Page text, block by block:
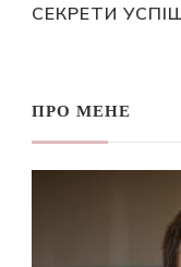
СЕКРЕТИ
ПРО МЕНЕ